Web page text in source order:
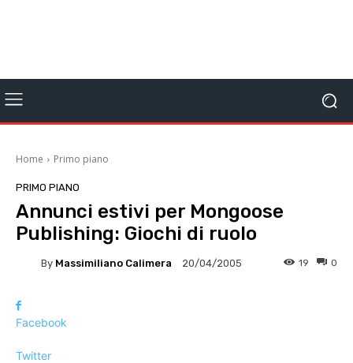
Home Primo piano
PRIMO PIANO
Annunci estivi per Mongoose
Publishing: Giochi di ruolo
By Massimiliano Calimera 20/04/2005 0
19
Facebook
Twitter